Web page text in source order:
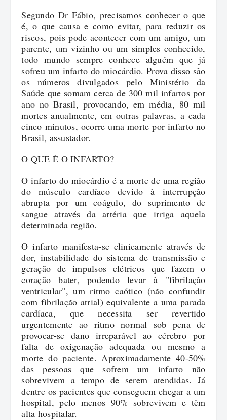
Segundo Dr Fábio, precisamos conhecer o que
é, o que causa e como evitar, para reduzir os
riscos, pois pode acontecer com um amigo, um
parente, um vizinho ou um simples conhecido,
todo mundo sempre conhece alguém que já
sofreu um infarto do miocárdio. Prova disso são
os números divulgados pelo Ministério da
Saúde que somam cerca de 300 mil infartos por
ano no Brasil, provocando, em média, 80 mil
mortes anualmente, em outras palavras, a cada
cinco minutos, ocorre uma morte por infarto no
Brasil, assustador.
O QUE É O INFARTO?
O infarto do miocárdio é a morte de uma região
do músculo cardíaco devido à interrupção
abrupta por um coágulo, do suprimento de
sangue através da artéria que irriga aquela
determinada região.
O infarto manifesta-se clinicamente através de
dor, instabilidade do sistema de transmissão e
geração de impulsos elétricos que fazem o
coração bater, podendo levar à "fibrilação
ventricular", um ritmo caótico (não confundir
com fibrilação atrial) equivalente a uma parada
cardíaca, que necessita ser revertido
urgentemente ao ritmo normal sob pena de
provocar-se dano irreparável ao cérebro por
falta de oxigenação adequada ou mesmo a
morte do paciente. Aproximadamente 40-50%
das pessoas que sofrem um infarto não
sobrevivem a tempo de serem atendidas. Já
dentre os pacientes que conseguem chegar a um
hospital, pelo menos 90% sobrevivem e têm
alta hospitalar.